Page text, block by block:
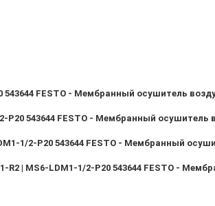
FESTO - Мембранный осушитель
543644 FESTO - Мембранный осушитель
1/2-P20 543644 FESTO - Мембранный
| MS6-LDM1-1/2-P20 543644 FESTO -